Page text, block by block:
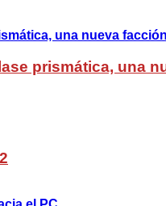
prismática, una